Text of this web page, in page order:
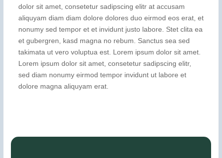
dolor sit amet, consetetur sadipscing elitr at accusam
aliquyam diam diam dolore dolores duo eirmod eos erat, et
nonumy sed tempor et et invidunt justo labore. Stet clita ea
et gubergren, kasd magna no rebum. Sanctus sea sed
takimata ut vero voluptua est. Lorem ipsum dolor sit amet.
Lorem ipsum dolor sit amet, consetetur sadipscing elitr,
sed diam nonumy eirmod tempor invidunt ut labore et
dolore magna aliquyam erat.